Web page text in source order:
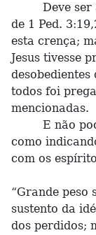
Deve ser
de 1 Ped.
esta crença;
Jesus tivesse
desobedientes
todos foi
mencionadas.
E não pode
como
com os
“Grande peso
sustento da
dos perdidos;